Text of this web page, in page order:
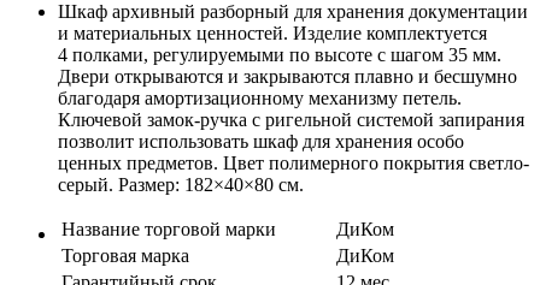
Шкаф архивный разборный для хранения документации
и материальных ценностей. Изделие комплектуется
4 полками, регулируемыми по высоте с шагом 35 мм.
Двери открываются и закрываются плавно и бесшумно
благодаря амортизационному механизму петель.
Ключевой замок-ручка с ригельной системой запирания
позволит использовать шкаф для хранения особо
ценных предметов. Цвет полимерного покрытия светло-
серый. Размер: 182×40×80 см.
Название торговой марки
ДиКом
Торговая марка
ДиКом